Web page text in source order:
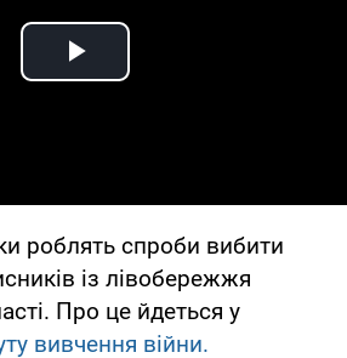
Play Video
роблять спроби вибити
із лівобережжя
Про це йдеться у
вивчення війни.